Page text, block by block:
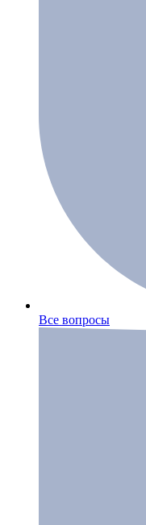
Все вопросы